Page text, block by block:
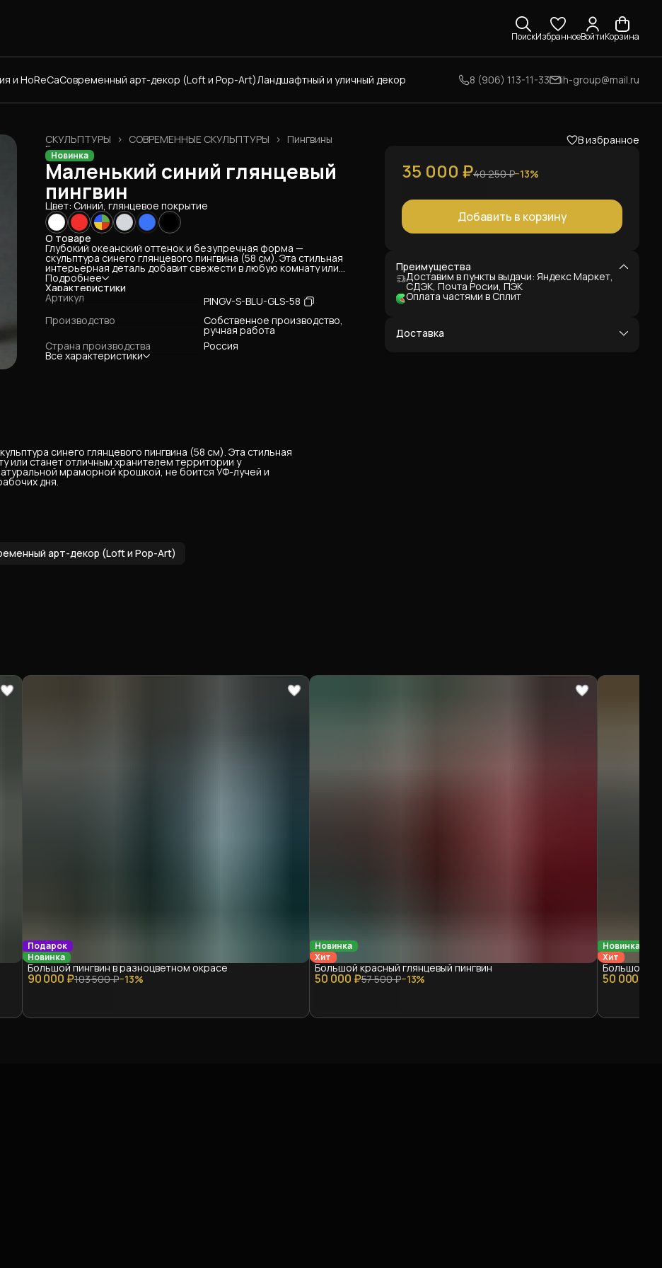
ПоискИзбранноеВойтиКорзина
и HoReCaСовременный арт-декор (Loft и Pop-Art)Ландшафтный и уличный декор 8 (906) 113-11-33 ih-group@mail.ru
Пингвины
СОВРЕМЕННЫЕ СКУЛЬПТУРЫ ›
СКУЛЬПТУРЫ ›
Главная ›
Новинка
Маленький синий глянцевый
пингвин
Цвет: Синий, глянцевое покрытие
О товаре
Глубокий океанский оттенок и безупречная форма —
скульптура синего глянцевого пингвина (58 см). Эта стильная
интерьерная деталь добавит свежести в любую комнату или
станет отличным хранителем территории у загородного пруда.
Изделие создано из композита с натуральной мраморной
крошкой, не боится УФ-лучей и морозов. Размер: 58×20×20 см.
Срок изготовления: 4 рабочих дня.
Подробнее
Характеристики
Артикул
PINGV-S-BLU-GLS-58
Производство
Собственное производство,
ручная работа
Страна производства
Россия
Все характеристики
В избранное
35 000 ₽40 250 ₽−13%
Добавить в корзину
Преимущества
Доставим в пункты выдачи: Яндекс Маркет,
СДЭК, Почта Росии, ПЭК
Оплата частями в Сплит
Доставка
синего глянцевого пингвина (58 см). Эта стильная
или станет отличным хранителем территории у
мраморной крошкой, не боится УФ-лучей и
дня.
арт-декор (Loft и Pop-Art)
Подарок
Новинка
90 000 ₽103 500 ₽−13%
Большой пингвин в разноцветном окрасе
Новинка
Хит
50 000 ₽57 500 ₽−13%
Большой красный глянцевый пингвин
Новинка
Хит
50 000 ₽
Большой